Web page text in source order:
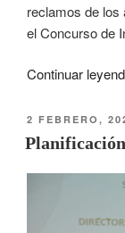
reclamos de los
el Concurso de
Continuar
2 FEBRERO,